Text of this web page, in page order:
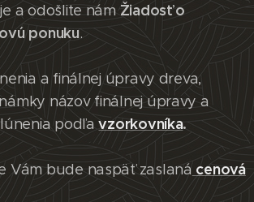
a odošlite námŽiadosť o
ponuku.
a finálnej úpravy dreva,
názov finálnej úpravy a
podľavzorkovníka.
Vám bude naspäť zaslaná cenová